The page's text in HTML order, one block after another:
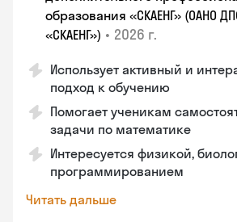
образования «СКАЕНГ» (ОАНО
«СКАЕНГ») • 2026 г.
Использует активный и
подход к обучению
Помогает ученикам
задачи по математике
Интересуется физикой,
программированием
Читать дальше